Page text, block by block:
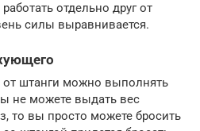
отдельно друг от
силы выравнивается.
штанги можно выполнять
не можете выдать вес
то вы просто можете бросить